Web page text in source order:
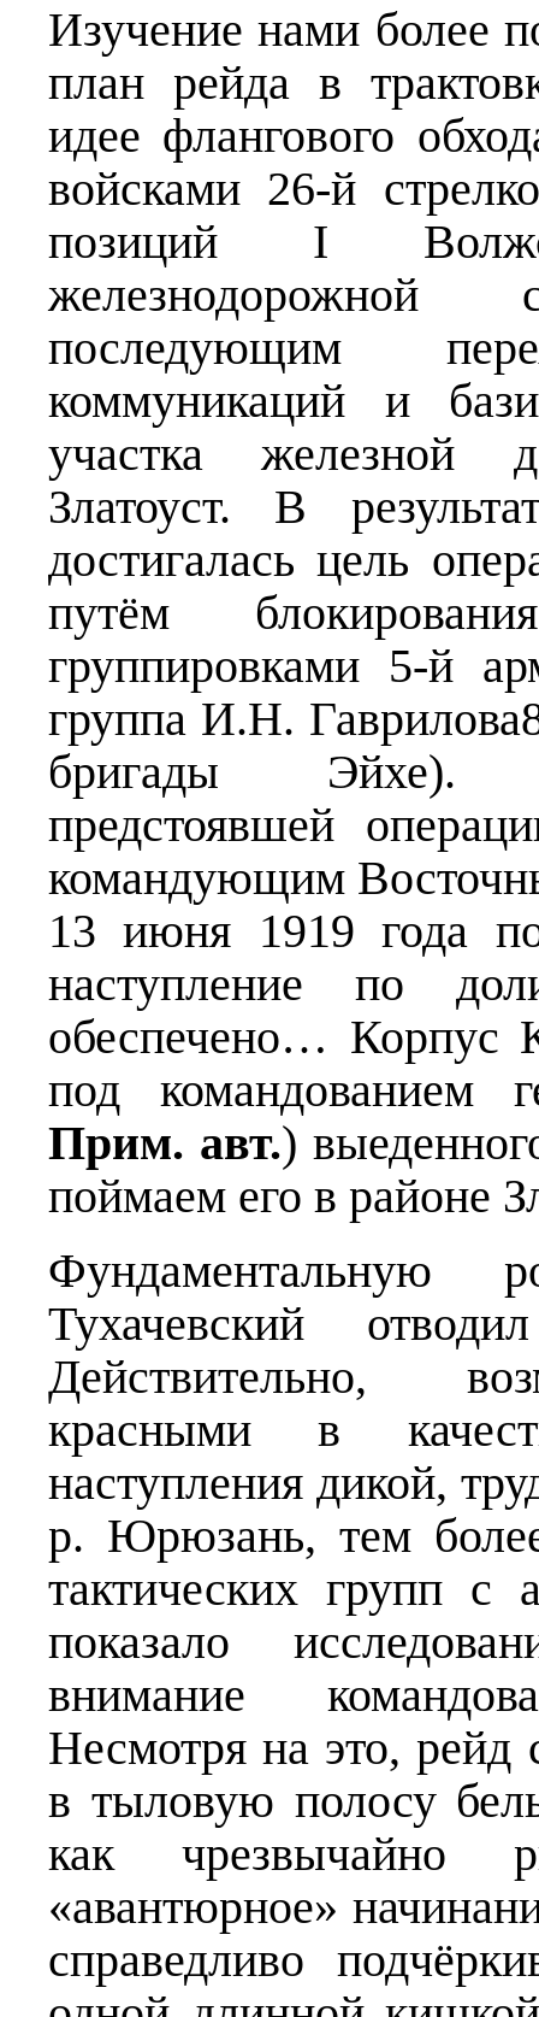
Изучение нами более
план рейда в
идее флангового
войсками 26-й
позиций I
последующим
коммуникаций и
участка
Златоуст. В
достигалась цель
путём
группировками 5-й
группа И.Н.
бригады Эйхе).
предстоявшей
командующим
13 июня 1919 года
наступление по
обеспечено… Корпус
под
Прим. авт.)
поймаем его в районе
Фундаментальную
Тухачевский
Действительно,
красными в
наступления дикой,
р. Юрюзань, тем
тактических групп с
показало
внимание
Несмотря на это, рейд
в тыловую полосу
как чрезвычайно
«авантюрное»
справедливо